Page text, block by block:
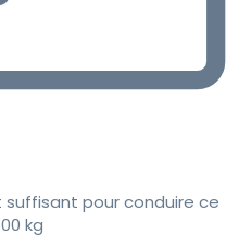
pour conduire ce
kg